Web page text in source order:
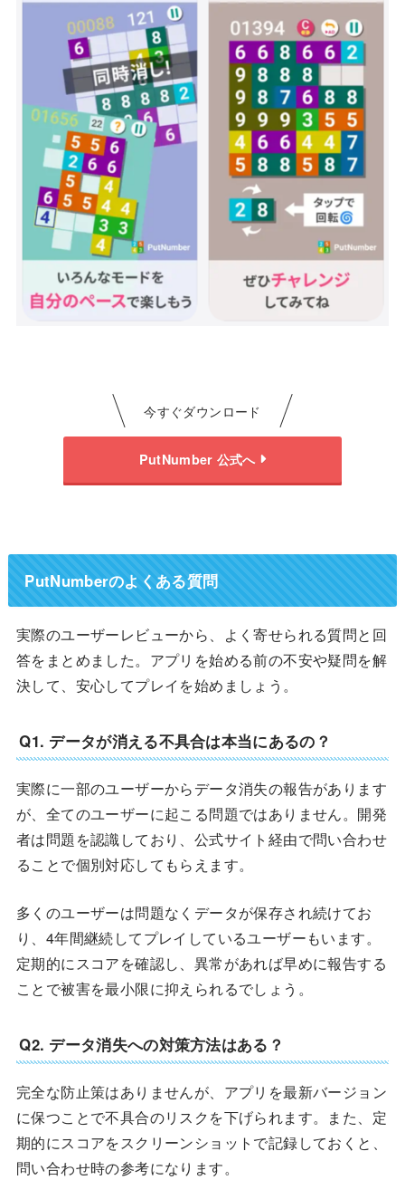
今すぐダウンロード
PutNumber 公式へ
PutNumberのよくある質問
実際のユーザーレビューから、よく寄せられる質問と回
答をまとめました。アプリを始める前の不安や疑問を解
決して、安心してプレイを始めましょう。
Q1. データが消える不具合は本当にあるの？
実際に一部のユーザーからデータ消失の報告があります
が、全てのユーザーに起こる問題ではありません。開発
者は問題を認識しており、公式サイト経由で問い合わせ
ることで個別対応してもらえます。
多くのユーザーは問題なくデータが保存され続けてお
り、4年間継続してプレイしているユーザーもいます。
定期的にスコアを確認し、異常があれば早めに報告する
ことで被害を最小限に抑えられるでしょう。
Q2. データ消失への対策方法はある？
完全な防止策はありませんが、アプリを最新バージョン
に保つことで不具合のリスクを下げられます。また、定
期的にスコアをスクリーンショットで記録しておくと、
問い合わせ時の参考になります。